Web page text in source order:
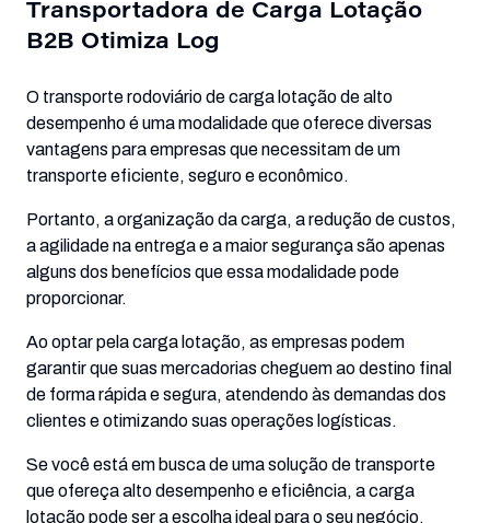
Transportadora de Carga Lotação
B2B Otimiza Log
O transporte rodoviário de carga lotação de alto
desempenho é uma modalidade que oferece diversas
vantagens para empresas que necessitam de um
transporte eficiente, seguro e econômico.
Portanto, a organização da carga, a redução de custos,
a agilidade na entrega e a maior segurança são apenas
alguns dos benefícios que essa modalidade pode
proporcionar.
Ao optar pela carga lotação, as empresas podem
garantir que suas mercadorias cheguem ao destino final
de forma rápida e segura, atendendo às demandas dos
clientes e otimizando suas operações logísticas.
Se você está em busca de uma solução de transporte
que ofereça alto desempenho e eficiência, a carga
lotação pode ser a escolha ideal para o seu negócio.